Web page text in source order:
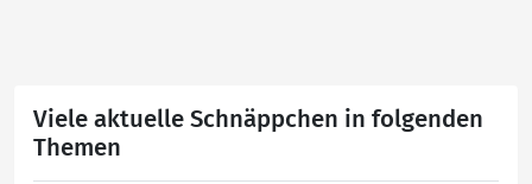
Viele aktuelle Schnäppchen in folgenden
Themen